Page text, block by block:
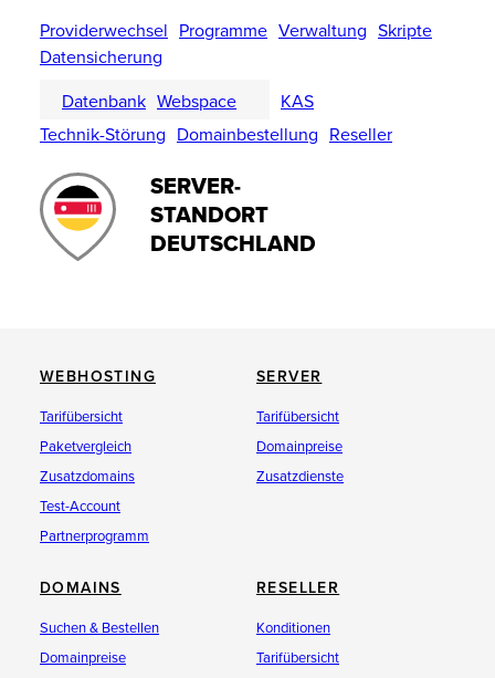
Providerwechsel Programme Verwaltung Skripte
Datensicherung
Datenbank Webspace
KAS
Technik-Störung Domainbestellung Reseller
SERVER-
STANDORT
DEUTSCHLAND
WEBHOSTING
Tarifübersicht
Paketvergleich
Zusatzdomains
Test-Account
Partnerprogramm
SERVER
Tarifübersicht
Domainpreise
Zusatzdienste
DOMAINS
Suchen & Bestellen
Domainpreise
RESELLER
Konditionen
Tarifübersicht